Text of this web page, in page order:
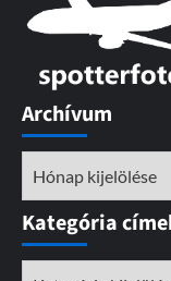
Archívum
Kategória